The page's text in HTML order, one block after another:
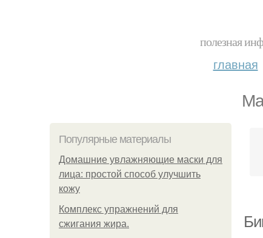
полезная
главная
Популярные материалы
Домашние увлажняющие маски для
лица: простой способ улучшить
кожу
Комплекс упражнений для
сжигания жира.